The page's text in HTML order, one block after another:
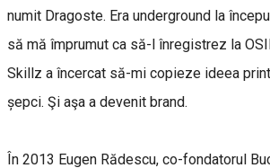
numit Dragoste. Era underground la
să mă împrumut ca să-l înregistrez la
Skillz a încercat să-mi copieze ideea
șepci. Şi aşa a devenit brand.
În 2013 Eugen Rădescu, co-fondatorul